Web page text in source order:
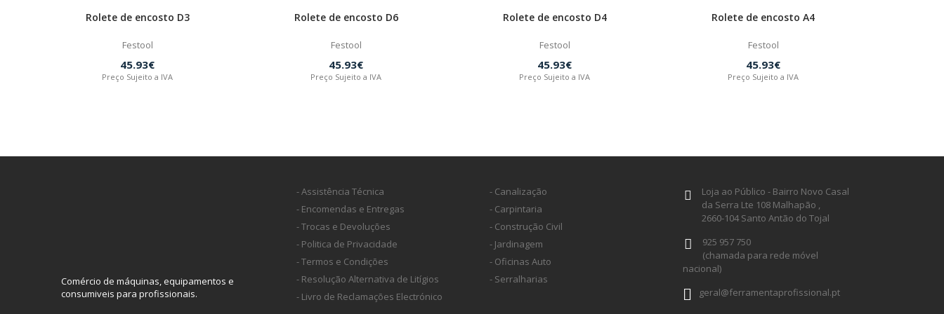
Rolete de encosto D3
Festool
45.93€
Preço Sujeito a IVA
Rolete de encosto D6
Festool
45.93€
Preço Sujeito a IVA
Rolete de encosto D4
Festool
45.93€
Preço Sujeito a IVA
Rolete de encosto A4
Festool
45.93€
Preço Sujeito a IVA
Comércio de máquinas, equipamentos e
consumiveis para profissionais.
- Assistência Técnica
- Encomendas e Entregas
- Trocas e Devoluções
- Politica de Privacidade
- Termos e Condições
- Resolução Alternativa de Litígios
- Livro de Reclamações Electrónico
- Canalização
- Carpintaria
- Construção Civil
- Jardinagem
- Oficinas Auto
- Serralharias
Loja ao Público - Bairro Novo Casal
da Serra Lte 108 Malhapão ,
2660-104 Santo Antão do Tojal
925 957 750
(chamada para rede móvel
nacional)
geral@ferramentaprofissional.pt